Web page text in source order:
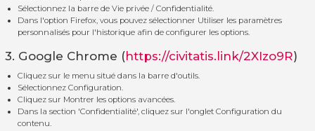
Sélectionnez la barre de Vie privée / Confidentialité.
Dans l'option Firefox, vous pouvez sélectionner Utiliser les paramètres
personnalisés pour l'historique afin de configurer les options.
3. Google Chrome (https://civitatis.link/2XIzo9R)
Cliquez sur le menu situé dans la barre d'outils.
Sélectionnez Configuration.
Cliquez sur Montrer les options avancées.
Dans la section 'Confidentialité', cliquez sur l'onglet Configuration du
contenu.